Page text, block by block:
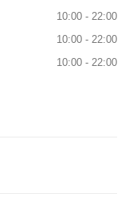
10:00 - 22:00
10:00 - 22:00
10:00 - 22:00